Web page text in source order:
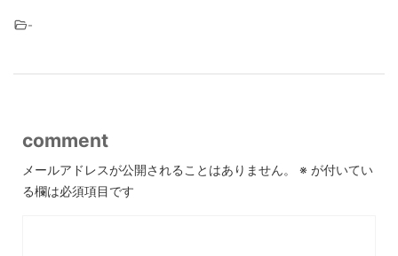
-
comment
メールアドレスが公開されることはありません。 ※ が付いてい
る欄は必須項目です